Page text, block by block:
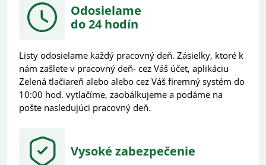
Odosielame
do 24 hodín
Listy odosielame každý pracovný deň. Zásielky, ktoré k
nám zašlete v pracovný deň- cez Váš účet, aplikáciu
Zelená tlačiareň alebo alebo cez Váš firemný systém do
10:00 hod. vytlačíme, zaobálkujeme a podáme na
pošte nasledujúci pracovný deň.
Vysoké zabezpečenie